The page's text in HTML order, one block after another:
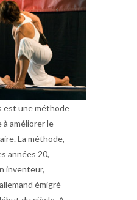
est une méthode
à améliorer le
La méthode,
années 20,
inventeur,
émigré